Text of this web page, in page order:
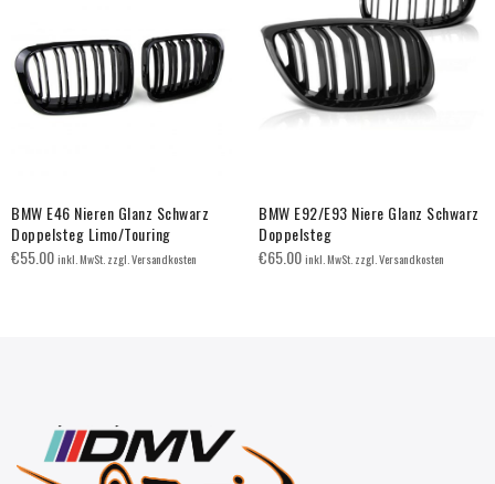
BMW E46 Nieren Glanz Schwarz
Doppelsteg Limo/Touring
€55.00inkl. MwSt. zzgl. Versandkosten
BMW E92/E93 Niere Glanz Schwarz
Doppelsteg
€65.00inkl. MwSt. zzgl. Versandkosten